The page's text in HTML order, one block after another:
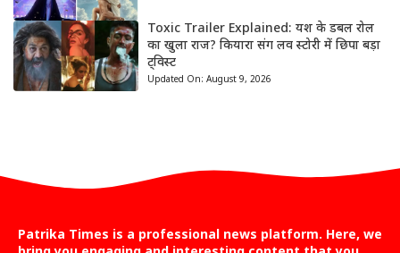
Toxic Trailer Explained: यश के डबल रोल
का खुला राज? कियारा संग लव स्टोरी में छिपा बड़ा
ट्विस्ट
Updated On: August 9, 2026
Patrika Times is a professional news platform. Here, we